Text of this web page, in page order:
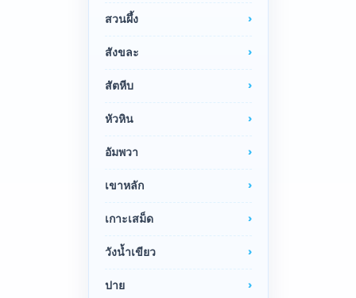
สวนผึ้ง
สังขละ
สัตหีบ
หัวหิน
อัมพวา
เขาหลัก
เกาะเสม็ด
วังน้ำเขียว
ปาย